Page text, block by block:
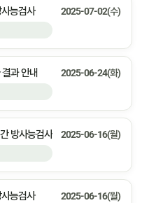
능검사 2025-07-02(수)
과 안내 2025-06-24(화)
방사능검사 2025-06-16(월)
능검사 2025-06-16(월)